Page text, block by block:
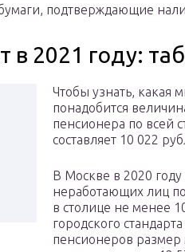
подтверждающие
в 2021 году:
Чтобы узнать, какая
понадобится
пенсионера по всей
составляет 10 022
В Москве в 2020 году
неработающих лиц
в столице не менее
городского
пенсионеров размер